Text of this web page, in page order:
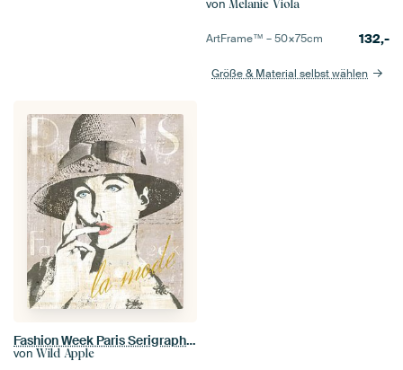
von Melanie Viola
ArtFrame™ –50×75cm 132,-
Größe & Material selbst wählen
Fashion Week Paris Serigraphie IV, Sue Schlabach
von Wild Apple